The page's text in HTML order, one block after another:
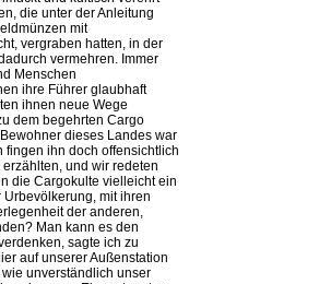
die unter der Anleitung
mit
vergraben hatten, in der
vermehren. Immer
Menschen
ihre Führer glaubhaft
ihnen neue Wege
dem begehrten Cargo
dieses Landes war
fingen ihn doch offensichtlich
und wir redeten
die Cargokulte vielleicht ein
mit ihren
der anderen,
Man kann es den
sagte ich zu
auf unserer Außenstation
unverständlich unser